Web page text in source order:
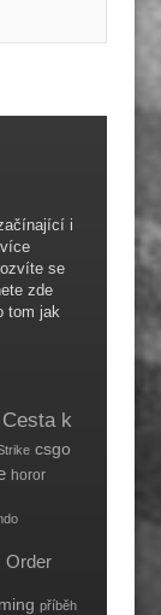
i
se
zde
tom jak
Cesta k
csgo
horor
Order
příběh